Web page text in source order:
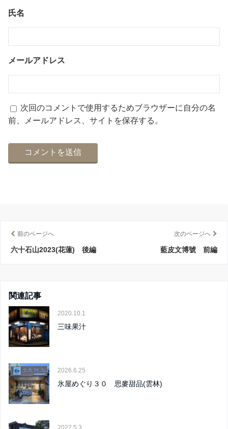
氏名
メールアドレス
次回のコメントで使用するためブラウザーに自分の名
前、メールアドレス、サイトを保存する。
前のページへ
六十石山2023(花蓮) 後編
次のページへ
藍皮文博號 前編
関連記事
2020.10.1
三味果汁
2026.6.25
氷屋めぐり３０ 思麥甜品(雲林)